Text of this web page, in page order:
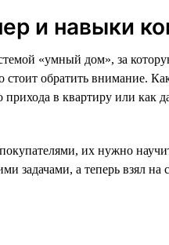
и навыки
«умный дом», за
обратить внимание.
прихода в квартиру или
их нужно
задачами, а теперь взял